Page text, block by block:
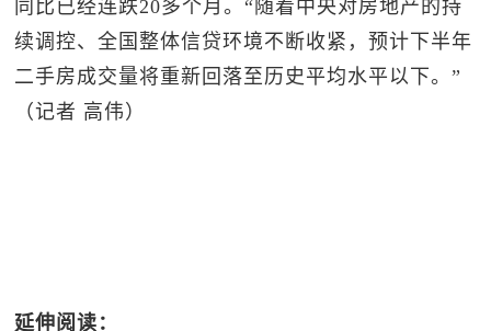
同比已经连跌20多个月。“随着中央对房地产的持
续调控、全国整体信贷环境不断收紧，预计下半年
二手房成交量将重新回落至历史平均水平以下。”
（记者 高伟）
延伸阅读：